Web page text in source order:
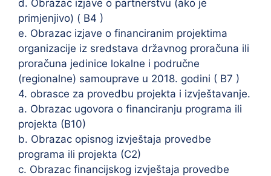
d. Obrazac izjave o partnerstvu (ako je
primjenjivo) ( B4 )
e. Obrazac izjave o financiranim projektima
organizacije iz sredstava državnog proračuna ili
proračuna jedinice lokalne i područne
(regionalne) samouprave u 2018. godini ( B7 )
4. obrasce za provedbu projekta i izvještavanje.
a. Obrazac ugovora o financiranju programa ili
projekta (B10)
b. Obrazac opisnog izvještaja provedbe
programa ili projekta (C2)
c. Obrazac financijskog izvještaja provedbe